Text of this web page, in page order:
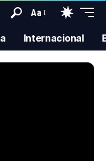
Aa
Internacional